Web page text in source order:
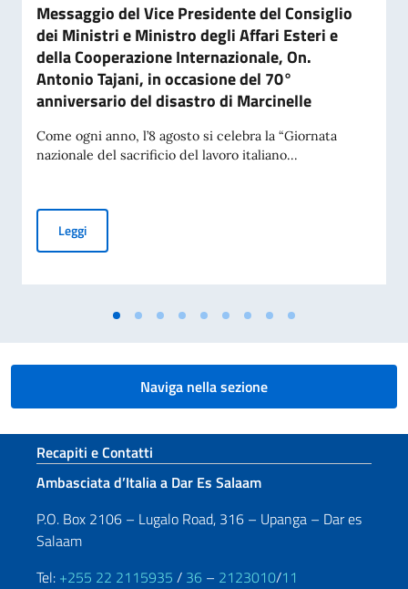
Messaggio del Vice Presidente del Consiglio
dei Ministri e Ministro degli Affari Esteri e
della Cooperazione Internazionale, On.
Antonio Tajani, in occasione del 70°
anniversario del disastro di Marcinelle
Come ogni anno, l’8 agosto si celebra la “Giornata
nazionale del sacrificio del lavoro italiano...
LeggiMessaggio del Vice Presidente del Consiglio dei Ministri e
Naviga nella sezione
Sezione footer
Recapiti e Contatti
Ambasciata d’Italia a Dar Es Salaam
P.O. Box 2106 – Lugalo Road, 316 – Upanga – Dar es
Salaam
Tel: +255 22 2115935 / 36 – 2123010/11